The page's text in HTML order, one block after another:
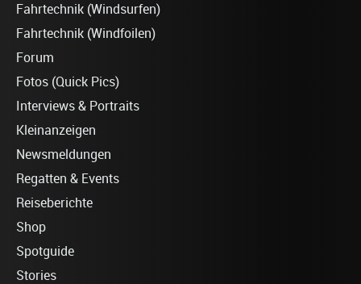
Fahrtechnik (Windsurfen)
Fahrtechnik (Windfoilen)
Forum
Fotos (Quick Pics)
Interviews & Portraits
Kleinanzeigen
Newsmeldungen
Regatten & Events
Reiseberichte
Shop
Spotguide
Stories